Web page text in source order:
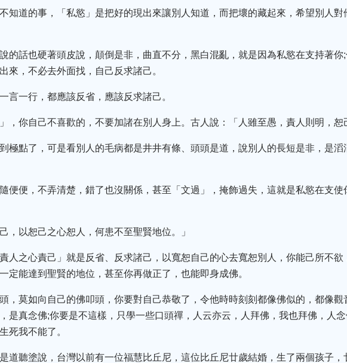
知道的事，「私慾」是把好的現出來讓別人知道，而把壞的藏起來，希望別人對
的話也硬著頭皮說，顛倒是非，曲直不分，黑白混亂，就是因為私慾在支持著你
來，不必去外面找，自己反求諸己。
言一行，都應該反省，應該反求諸己。
，你自己不喜歡的，不要加諸在別人身上。古人說：「人雖至愚，責人則明，恕
極點了，可是看別人的毛病都是井井有條、頭頭是道，說別人的長短是非，是滔
便便，不弄清楚，錯了也沒關係，甚至「文過」，掩飾過失，這就是私慾在支使
，以恕己之心恕人，何患不至聖賢地位。」
人之心責己」就是反省、反求諸己，以寬恕自己的心去寬恕別人，你能己所不欲
定能達到聖賢的地位，甚至你再做正了，也能即身成佛。
，莫如向自己的佛叩頭，你要對自己恭敬了，令他時時刻刻都像佛似的，都像觀
是真念佛;你要是不這樣，只學一些口頭禪，人云亦云，人拜佛，我也拜佛，人
死我不能了。
道聽塗說，台灣以前有一位福慧比丘尼，這位比丘尼廿歲結婚，生了兩個孩子，